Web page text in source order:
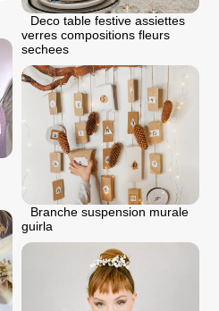
Deco table festive assiettes
verres compositions fleurs
sechees
Branche suspension murale
guirla